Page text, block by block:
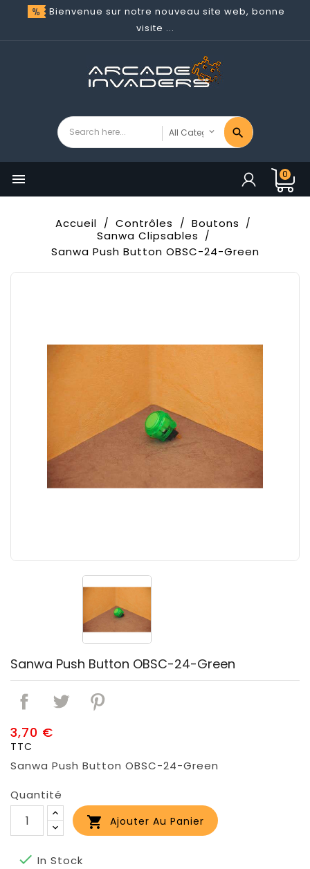
Bienvenue sur notre nouveau site web, bonne
visite ...
 0
Accueil Contrôles
Boutons
Sanwa Clipsables
Sanwa Push Button OBSC-24-Green
Sanwa Push Button OBSC-24-Green
3,70 €
TTC
Sanwa Push Button OBSC-24-Green
Quantité
 Ajouter Au Panier
 In Stock